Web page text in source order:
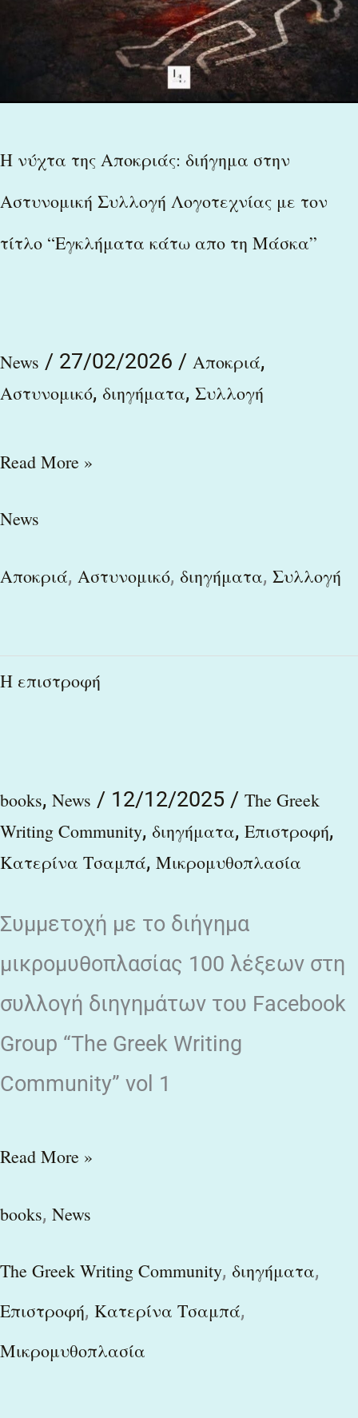
H νύχτα της Αποκριάς: διήγημα στην
Αστυνομική Συλλογή Λογοτεχνίας με τον
τίτλο “Εγκλήματα κάτω απο τη Μάσκα”
News / 27/02/2026 / Αποκριά,
Αστυνομικό, διηγήματα, Συλλογή
Read More »
News
Αποκριά, Αστυνομικό, διηγήματα, Συλλογή
H επιστροφή
books, News / 12/12/2025 / The Greek
Writing Community, διηγήματα, Επιστροφή,
Κατερίνα Τσαμπά, Μικρομυθοπλασία
Συμμετοχή με το διήγημα
μικρομυθοπλασίας 100 λέξεων στη
συλλογή διηγημάτων του Facebook
Group “The Greek Writing
Community” vol 1
H
Read More »
books, News
The Greek Writing Community, διηγήματα,
Επιστροφή, Κατερίνα Τσαμπά,
Μικρομυθοπλασία